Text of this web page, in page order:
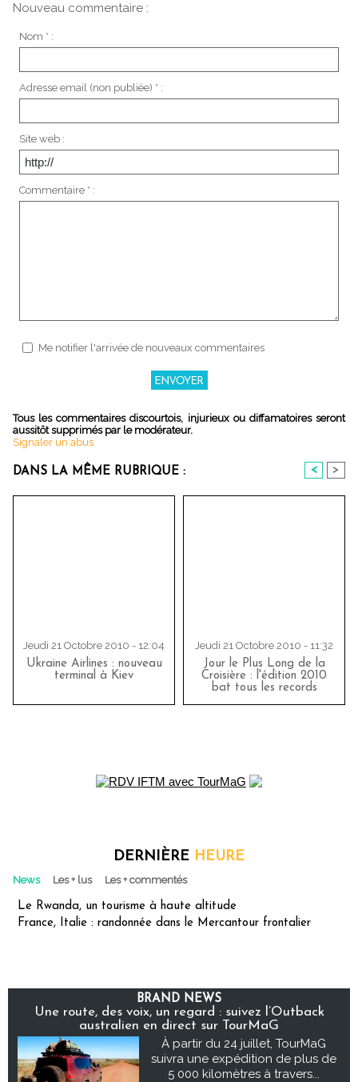
Nouveau commentaire :
Nom * :
Adresse email (non publiée) * :
Site web :
Commentaire * :
Me notifier l'arrivée de nouveaux commentaires
Tous les commentaires discourtois, injurieux ou diffamatoires seront
aussitôt supprimés par le modérateur.
Signaler un abus
DANS LA MÊME RUBRIQUE : < >
Jeudi 21 Octobre 2010 - 12:04
Ukraine Airlines : nouveau
terminal à Kiev
Jeudi 21 Octobre 2010 - 11:32
Jour le Plus Long de la
Croisière : l'édition 2010
bat tous les records
DERNIÈRE HEURE
News Les + lus Les + commentés
Le Rwanda, un tourisme à haute altitude
France, Italie : randonnée dans le Mercantour frontalier
BRAND NEWS
Une route, des voix, un regard : suivez l’Outback
australien en direct sur TourMaG
À partir du 24 juillet, TourMaG
suivra une expédition de plus de
5 000 kilomètres à travers...